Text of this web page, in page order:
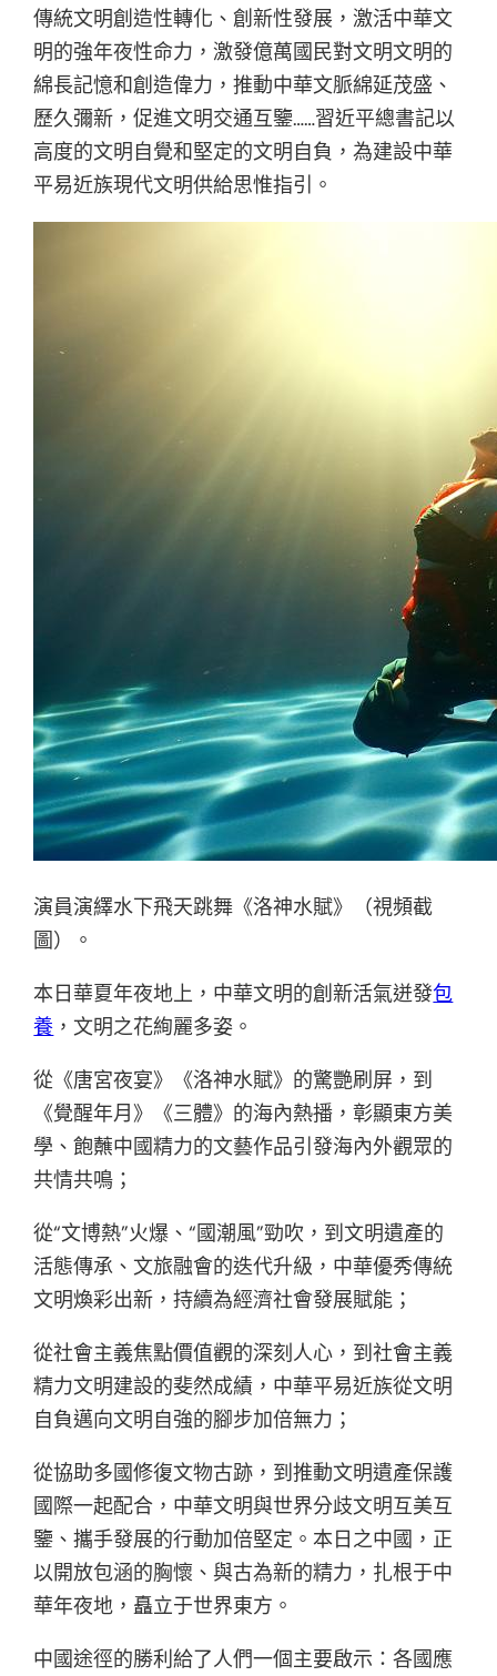
傳統文明創造性轉化、創新性發展，激活中華文
明的強年夜性命力，激發億萬國民對文明文明的
綿長記憶和創造偉力，推動中華文脈綿延茂盛、
歷久彌新，促進文明交通互鑒……習近平總書記以
高度的文明自覺和堅定的文明自負，為建設中華
平易近族現代文明供給思惟指引。
演員演繹水下飛天跳舞《洛神水賦》（視頻截
圖）。
本日華夏年夜地上，中華文明的創新活氣迸發包
養 ，文明之花絢麗多姿。
從《唐宮夜宴》《洛神水賦》的驚艷刷屏，到
《覺醒年月》《三體》的海內熱播，彰顯東方美
學、飽蘸中國精力的文藝作品引發海內外觀眾的
共情共鳴；
從“文博熱”火爆、“國潮風”勁吹，到文明遺產的
活態傳承、文旅融會的迭代升級，中華優秀傳統
文明煥彩出新，持續為經濟社會發展賦能；
從社會主義焦點價值觀的深刻人心，到社會主義
精力文明建設的斐然成績，中華平易近族從文明
自負邁向文明自強的腳步加倍無力；
從協助多國修復文物古跡，到推動文明遺產保護
國際一起配合，中華文明與世界分歧文明互美互
鑒、攜手發展的行動加倍堅定。本日之中國，正
以開放包涵的胸懷、與古為新的精力，扎根于中
華年夜地，矗立于世界東方。
中國途徑的勝利給了人們一個主要啟示：各國應